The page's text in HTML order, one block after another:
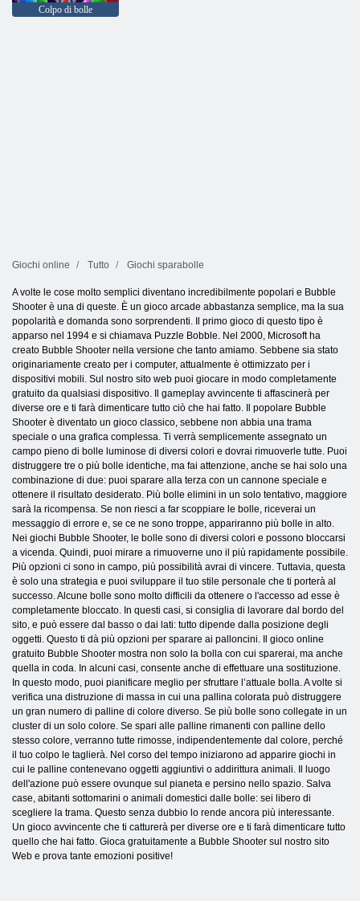
Colpo di bolle
Giochi online Tutto Giochi sparabolle
A volte le cose molto semplici diventano incredibilmente popolari e Bubble
Shooter è una di queste. È un gioco arcade abbastanza semplice, ma la sua
popolarità e domanda sono sorprendenti. Il primo gioco di questo tipo è
apparso nel 1994 e si chiamava Puzzle Bobble. Nel 2000, Microsoft ha
creato Bubble Shooter nella versione che tanto amiamo. Sebbene sia stato
originariamente creato per i computer, attualmente è ottimizzato per i
dispositivi mobili. Sul nostro sito web puoi giocare in modo completamente
gratuito da qualsiasi dispositivo. Il gameplay avvincente ti affascinerà per
diverse ore e ti farà dimenticare tutto ciò che hai fatto. Il popolare Bubble
Shooter è diventato un gioco classico, sebbene non abbia una trama
speciale o una grafica complessa. Ti verrà semplicemente assegnato un
campo pieno di bolle luminose di diversi colori e dovrai rimuoverle tutte. Puoi
distruggere tre o più bolle identiche, ma fai attenzione, anche se hai solo una
combinazione di due: puoi sparare alla terza con un cannone speciale e
ottenere il risultato desiderato. Più bolle elimini in un solo tentativo, maggiore
sarà la ricompensa. Se non riesci a far scoppiare le bolle, riceverai un
messaggio di errore e, se ce ne sono troppe, appariranno più bolle in alto.
Nei giochi Bubble Shooter, le bolle sono di diversi colori e possono bloccarsi
a vicenda. Quindi, puoi mirare a rimuoverne uno il più rapidamente possibile.
Più opzioni ci sono in campo, più possibilità avrai di vincere. Tuttavia, questa
è solo una strategia e puoi sviluppare il tuo stile personale che ti porterà al
successo. Alcune bolle sono molto difficili da ottenere o l'accesso ad esse è
completamente bloccato. In questi casi, si consiglia di lavorare dal bordo del
sito, e può essere dal basso o dai lati: tutto dipende dalla posizione degli
oggetti. Questo ti dà più opzioni per sparare ai palloncini. Il gioco online
gratuito Bubble Shooter mostra non solo la bolla con cui sparerai, ma anche
quella in coda. In alcuni casi, consente anche di effettuare una sostituzione.
In questo modo, puoi pianificare meglio per sfruttare l’attuale bolla. A volte si
verifica una distruzione di massa in cui una pallina colorata può distruggere
un gran numero di palline di colore diverso. Se più bolle sono collegate in un
cluster di un solo colore. Se spari alle palline rimanenti con palline dello
stesso colore, verranno tutte rimosse, indipendentemente dal colore, perché
il tuo colpo le taglierà. Nel corso del tempo iniziarono ad apparire giochi in
cui le palline contenevano oggetti aggiuntivi o addirittura animali. Il luogo
dell'azione può essere ovunque sul pianeta e persino nello spazio. Salva
case, abitanti sottomarini o animali domestici dalle bolle: sei libero di
scegliere la trama. Questo senza dubbio lo rende ancora più interessante.
Un gioco avvincente che ti catturerà per diverse ore e ti farà dimenticare tutto
quello che hai fatto. Gioca gratuitamente a Bubble Shooter sul nostro sito
Web e prova tante emozioni positive!